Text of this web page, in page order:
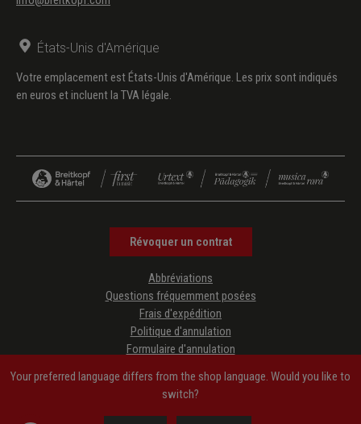
États-Unis d'Amérique
Votre emplacement est États-Unis d'Amérique. Les prix sont indiqués
en euros et incluent la TVA légale.
Révoquer un contrat
Abbréviations
Questions fréquemment posées
Frais d'expédition
Politique d'annulation
Formulaire d'annulation
CGV
Mentions légales
Accessibility Information
Your preferred language differs from the shop language. Would you like to
switch?